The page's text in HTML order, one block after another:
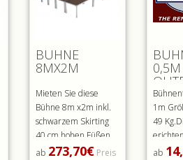
BÜHNE
8MX2M
Mieten Sie diese
Bühne 8m x2m inkl.
schwarzem Skirting
40 cm hohen Füßen,
grauem Teppich. inkl
ab 273,70€ Preis
1m
49
ab